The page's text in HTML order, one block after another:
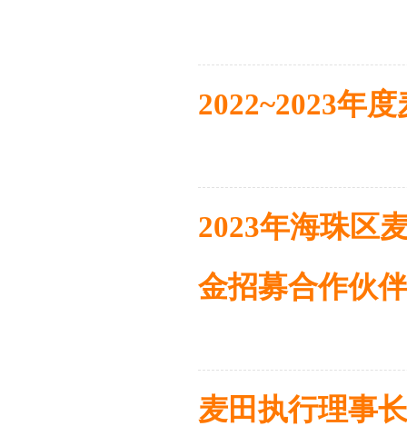
2022~2023年
2023年海珠区
金招募合作伙伴
麦田执行理事